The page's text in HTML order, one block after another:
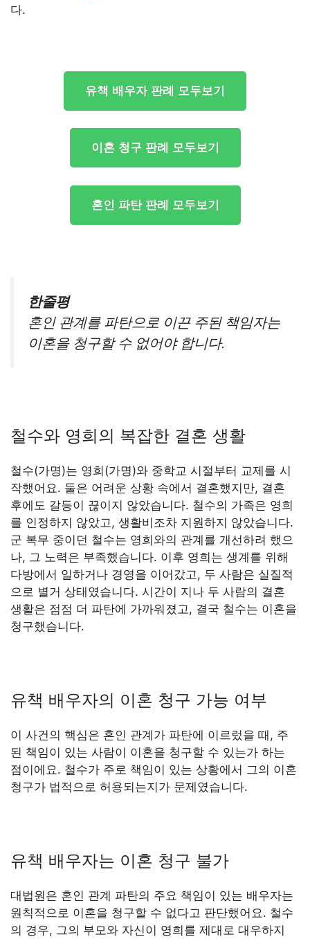
다.
유책 배우자 판례 모두보기
이혼 청구 판례 모두보기
혼인 파탄 판례 모두보기
한줄평
혼인 관계를 파탄으로 이끈 주된 책임자는
이혼을 청구할 수 없어야 합니다.
철수와 영희의 복잡한 결혼 생활
철수(가명)는 영희(가명)와 중학교 시절부터 교제를 시
작했어요. 둘은 어려운 상황 속에서 결혼했지만, 결혼
후에도 갈등이 끊이지 않았습니다. 철수의 가족은 영희
를 인정하지 않았고, 생활비조차 지원하지 않았습니다.
군 복무 중이던 철수는 영희와의 관계를 개선하려 했으
나, 그 노력은 부족했습니다. 이후 영희는 생계를 위해
다방에서 일하거나 경영을 이어갔고, 두 사람은 실질적
으로 별거 상태였습니다. 시간이 지나 두 사람의 결혼
생활은 점점 더 파탄에 가까워졌고, 결국 철수는 이혼을
청구했습니다.
유책 배우자의 이혼 청구 가능 여부
이 사건의 핵심은 혼인 관계가 파탄에 이르렀을 때, 주
된 책임이 있는 사람이 이혼을 청구할 수 있는가 하는
점이에요. 철수가 주로 책임이 있는 상황에서 그의 이혼
청구가 법적으로 허용되는지가 문제였습니다.
유책 배우자는 이혼 청구 불가
대법원은 혼인 관계 파탄의 주요 책임이 있는 배우자는
원칙적으로 이혼을 청구할 수 없다고 판단했어요. 철수
의 경우, 그의 부모와 자신이 영희를 제대로 대우하지